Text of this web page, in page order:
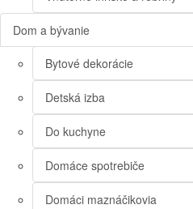
Dom a bývanie
Bytové dekorácie
Detská izba
Do kuchyne
Domáce spotrebiče
Domáci maznáčikovia